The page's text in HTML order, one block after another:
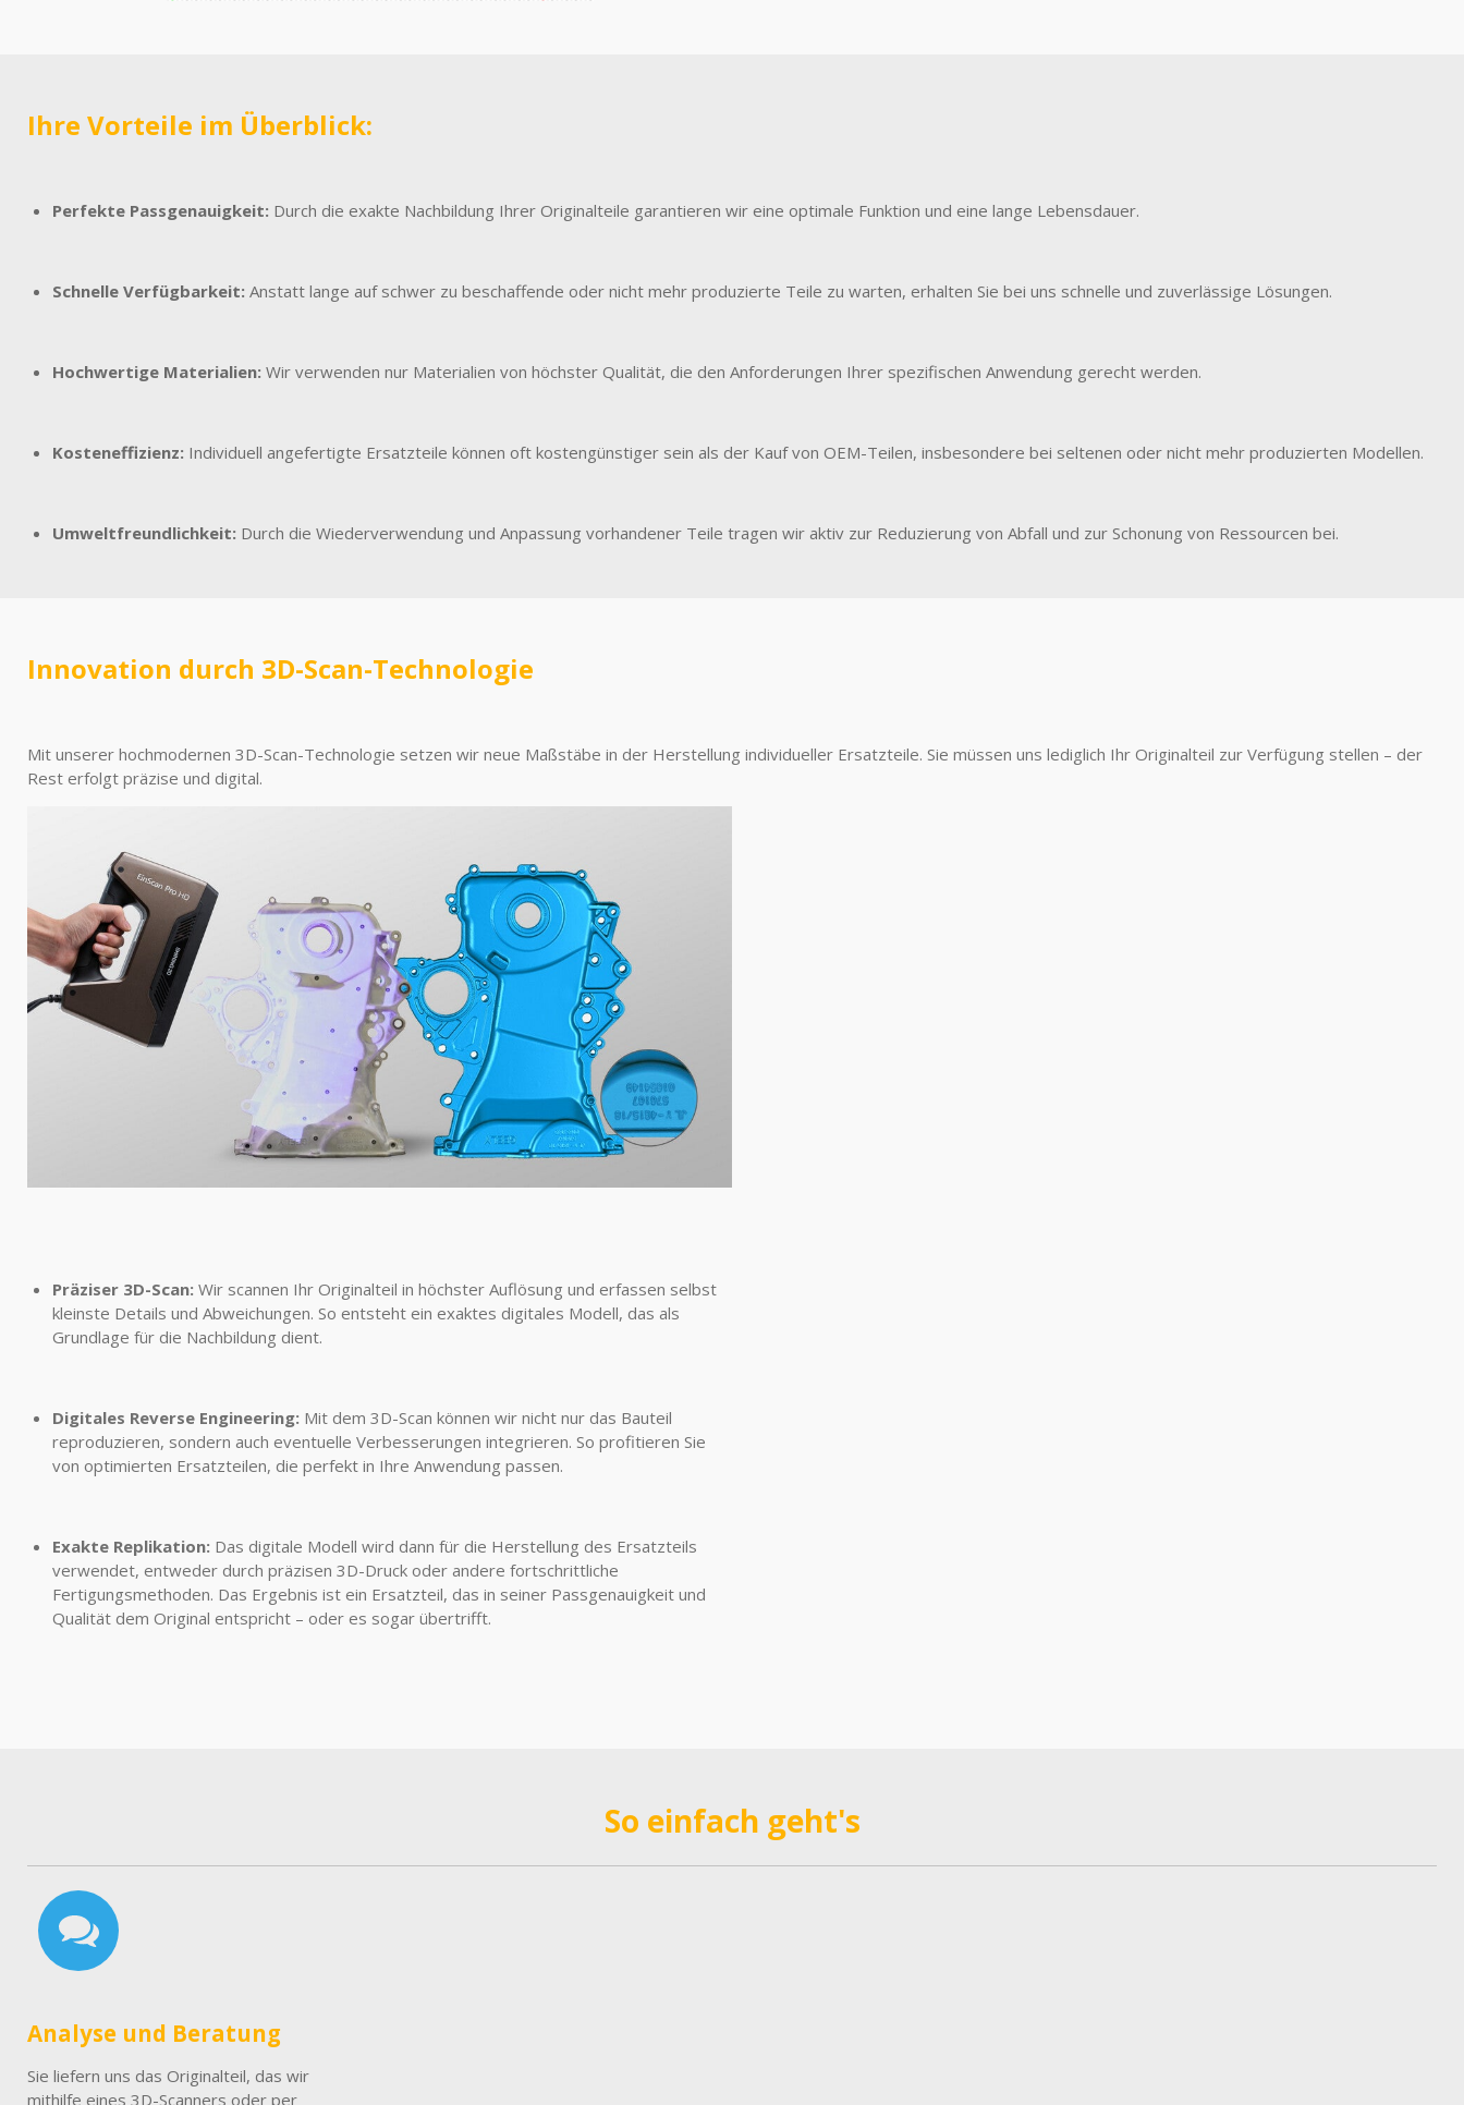
Ihre Vorteile im Überblick:
Perfekte Passgenauigkeit: Durch die exakte Nachbildung Ihrer Originalteile garantieren wir eine optimale Funktion und eine lange Lebensdauer.
Schnelle Verfügbarkeit: Anstatt lange auf schwer zu beschaffende oder nicht mehr produzierte Teile zu warten, erhalten Sie bei uns schnelle und zuverlässige Lösungen.
Hochwertige Materialien: Wir verwenden nur Materialien von höchster Qualität, die den Anforderungen Ihrer spezifischen Anwendung gerecht werden.
Kosteneffizienz: Individuell angefertigte Ersatzteile können oft kostengünstiger sein als der Kauf von OEM-Teilen, insbesondere bei seltenen oder nicht mehr produzierten Modellen.
Umweltfreundlichkeit: Durch die Wiederverwendung und Anpassung vorhandener Teile tragen wir aktiv zur Reduzierung von Abfall und zur Schonung von Ressourcen bei.
Innovation durch 3D-Scan-Technologie
Mit unserer hochmodernen 3D-Scan-Technologie setzen wir neue Maßstäbe in der Herstellung individueller Ersatzteile. Sie müssen uns lediglich Ihr Originalteil zur Verfügung stellen – der
Rest erfolgt präzise und digital.
Präziser 3D-Scan: Wir scannen Ihr Originalteil in höchster Auflösung und erfassen selbst
kleinste Details und Abweichungen. So entsteht ein exaktes digitales Modell, das als
Grundlage für die Nachbildung dient.
Digitales Reverse Engineering: Mit dem 3D-Scan können wir nicht nur das Bauteil
reproduzieren, sondern auch eventuelle Verbesserungen integrieren. So profitieren Sie
von optimierten Ersatzteilen, die perfekt in Ihre Anwendung passen.
Exakte Replikation: Das digitale Modell wird dann für die Herstellung des Ersatzteils
verwendet, entweder durch präzisen 3D-Druck oder andere fortschrittliche
Fertigungsmethoden. Das Ergebnis ist ein Ersatzteil, das in seiner Passgenauigkeit und
Qualität dem Original entspricht – oder es sogar übertrifft.
So einfach geht's
Analyse und Beratung
Sie liefern uns das Originalteil, das wir
mithilfe eines 3D-Scanners oder per